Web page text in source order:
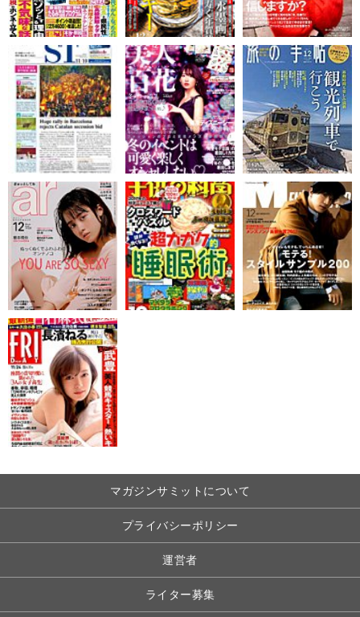
マガジンサミットについて
プライバシーポリシー
運営者
ライター募集